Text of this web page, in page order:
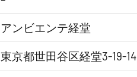
アンビエンテ経堂
東京都世田谷区経堂3-19-14